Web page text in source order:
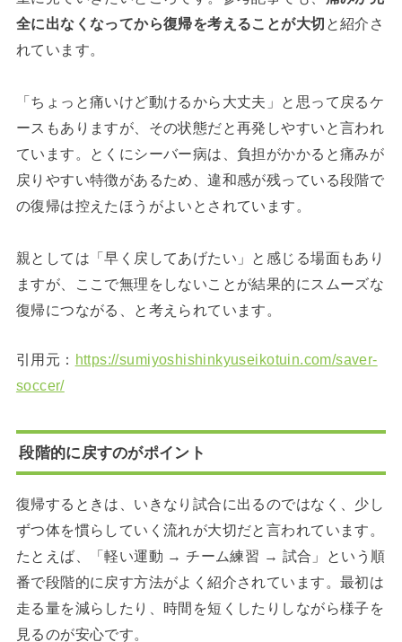
全に出なくなってから復帰を考えることが大切 と紹介さ
れています。
「ちょっと痛いけど動けるから大丈夫」と思って戻るケ
ースもありますが、その状態だと再発しやすいと言われ
ています。とくにシーバー病は、負担がかかると痛みが
戻りやすい特徴があるため、違和感が残っている段階で
の復帰は控えたほうがよいとされています。
親としては「早く戻してあげたい」と感じる場面もあり
ますが、ここで無理をしないことが結果的にスムーズな
復帰につながる、と考えられています。
引用元： https://sumiyoshishinkyuseikotuin.com/saver-
soccer/
段階的に戻すのがポイント
復帰するときは、いきなり試合に出るのではなく、少し
ずつ体を慣らしていく流れが大切だと言われています。
たとえば、「軽い運動 → チーム練習 → 試合」という順
番で段階的に戻す方法がよく紹介されています。最初は
走る量を減らしたり、時間を短くしたりしながら様子を
見るのが安心です。